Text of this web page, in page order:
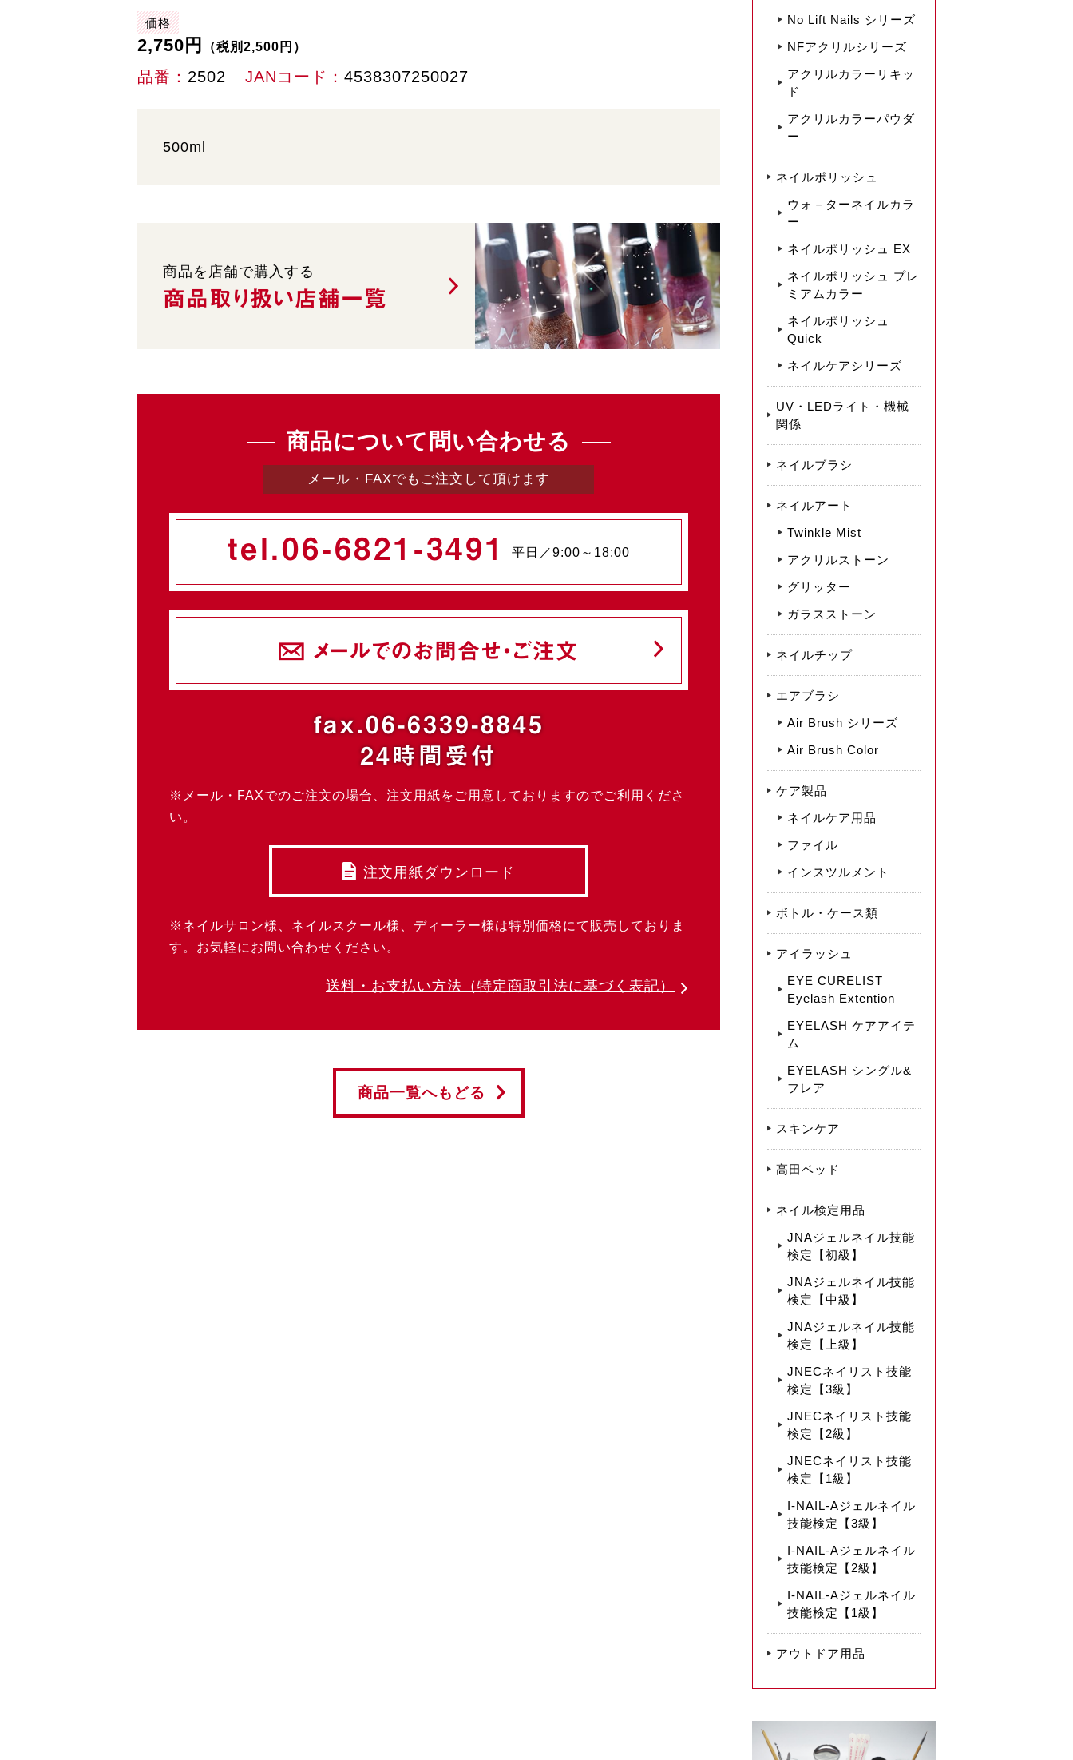
価格
2,750円 （税別2,500円）
品番 2502 JANコード 4538307250027
500ml
商品を店舗で購入する
商品取り扱い店舗一覧
商品について問い合わせる
メール・FAXでもご注文して頂けます
tel.06-6821-3491 平日／9:00～18:00
メールでのお問合せ・ご注文
fax.06-6339-8845
24時間受付
※メール・FAXでのご注文の場合、注文用紙をご用意しておりますのでご利用くださ
い。
注文用紙ダウンロード
※ネイルサロン様、ネイルスクール様、ディーラー様は特別価格にて販売しておりま
す。お気軽にお問い合わせください。
送料・お支払い方法 （特定商取引法に基づく表記）
商品一覧へもどる
No Lift Nails シリーズ
NFアクリルシリーズ
アクリルカラーリキッ
ド
アクリルカラーパウダ
ー
ネイルポリッシュ
ウォ－ターネイルカラ
ー
ネイルポリッシュ EX
ネイルポリッシュ プレ
ミアムカラー
ネイルポリッシュ
Quick
ネイルケアシリーズ
UV・LEDライト・機械
関係
ネイルブラシ
ネイルアート
Twinkle Mist
アクリルストーン
グリッター
ガラスストーン
ネイルチップ
エアブラシ
Air Brush シリーズ
Air Brush Color
ケア製品
ネイルケア用品
ファイル
インスツルメント
ボトル・ケース類
アイラッシュ
EYE CURELIST
Eyelash Extention
EYELASH ケアアイテ
ム
EYELASH シングル&
フレア
スキンケア
高田ベッド
ネイル検定用品
JNAジェルネイル技能
検定【初級】
JNAジェルネイル技能
検定【中級】
JNAジェルネイル技能
検定【上級】
JNECネイリスト技能
検定【3級】
JNECネイリスト技能
検定【2級】
JNECネイリスト技能
検定【1級】
I-NAIL-Aジェルネイル
技能検定【3級】
I-NAIL-Aジェルネイル
技能検定【2級】
I-NAIL-Aジェルネイル
技能検定【1級】
アウトドア用品